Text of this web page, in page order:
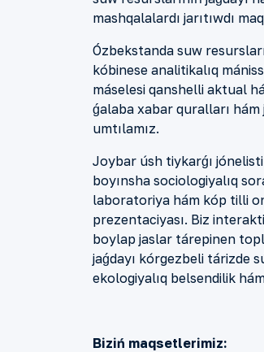
mashqalalardı jarıtıwdı
Ózbekstanda suw
kóbinese analitikalıq
máselesi qanshelli aktual
ǵalaba xabar quralları hám
umtılamız.
Joybar úsh tiykarǵı
boyınsha sociologiyalıq
laboratoriya hám kóp tilli
prezentaciyası. Biz i
boylap jaslar tárepinen to
jaǵdayı kórgezbeli tárizde s
ekologiyalıq belsendilik
Biziń maqsetlerimiz: